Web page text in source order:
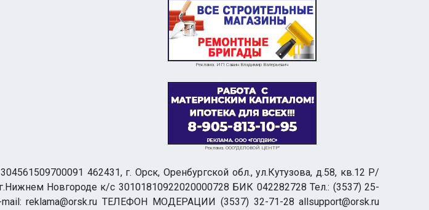
Реклама. ИП Савин Владимир Валерьевич
Реклама. ООО"ДЕЛОВОЙ ЦЕНТР"
462431, г. Орск, Оренбургской обл., ул.Кутузова, д.58, кв.12 Р/
Новгороде к/с 30101810922020000728 БИК 042282728 Тел.: (3537) 25-
reklama@orsk.ru ТЕЛЕФОН МОДЕРАЦИИ (3537) 32-71-28 allsupport@orsk.ru